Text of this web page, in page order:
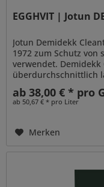
EGGHVIT | Jotun
Jotun Demidekk
1972 zum Schutz von
verwendet.
überdurchschnittlich
penetrierende
ab 38,00 € * pro
ab 50,67 € * pro Liter
Merken